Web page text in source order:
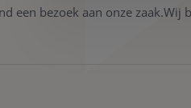
een bezoek aan onze